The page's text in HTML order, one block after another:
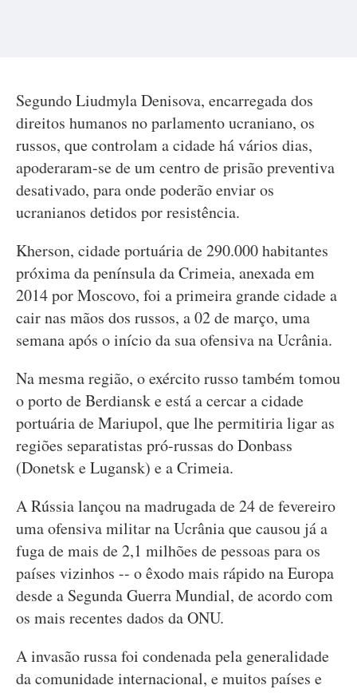
Segundo Liudmyla Denisova, encarregada dos
direitos humanos no parlamento ucraniano, os
russos, que controlam a cidade há vários dias,
apoderaram-se de um centro de prisão preventiva
desativado, para onde poderão enviar os
ucranianos detidos por resistência.
Kherson, cidade portuária de 290.000 habitantes
próxima da península da Crimeia, anexada em
2014 por Moscovo, foi a primeira grande cidade a
cair nas mãos dos russos, a 02 de março, uma
semana após o início da sua ofensiva na Ucrânia.
Na mesma região, o exército russo também tomou
o porto de Berdiansk e está a cercar a cidade
portuária de Mariupol, que lhe permitiria ligar as
regiões separatistas pró-russas do Donbass
(Donetsk e Lugansk) e a Crimeia.
A Rússia lançou na madrugada de 24 de fevereiro
uma ofensiva militar na Ucrânia que causou já a
fuga de mais de 2,1 milhões de pessoas para os
países vizinhos -- o êxodo mais rápido na Europa
desde a Segunda Guerra Mundial, de acordo com
os mais recentes dados da ONU.
A invasão russa foi condenada pela generalidade
da comunidade internacional, e muitos países e